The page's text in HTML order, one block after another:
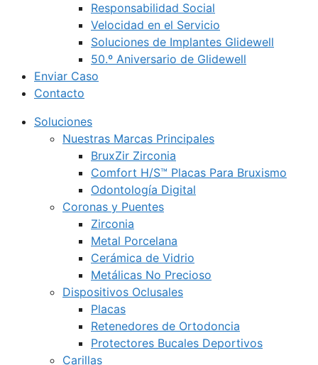
Responsabilidad Social
Velocidad en el Servicio
Soluciones de Implantes Glidewell
50.º Aniversario de Glidewell
Enviar Caso
Contacto
Soluciones
Nuestras Marcas Principales
BruxZir Zirconia
Comfort H/S™ Placas Para Bruxismo
Odontología Digital
Coronas y Puentes
Zirconia
Metal Porcelana
Cerámica de Vidrio
Metálicas No Precioso
Dispositivos Oclusales
Placas
Retenedores de Ortodoncia
Protectores Bucales Deportivos
Carillas